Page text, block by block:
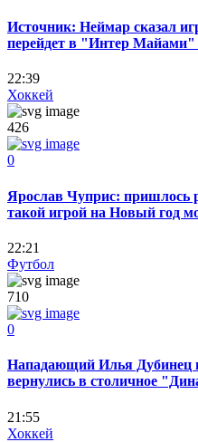
Источник: Неймар сказал
перейдет в "Интер Майами"
22:39
Хоккей
426
0
Ярослав Чуприс: пришлось
такой игрой на Новый год
22:21
Футбол
710
0
Нападающий Илья Дубинец
вернулись в столичное
21:55
Хоккей